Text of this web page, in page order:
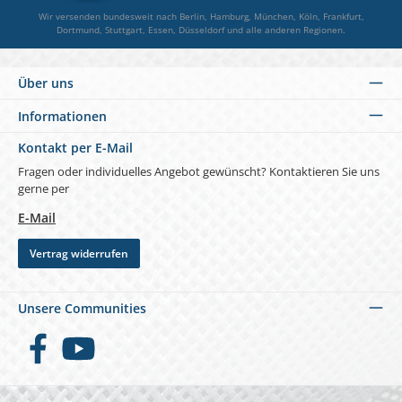
Wir versenden bundesweit nach Berlin, Hamburg, München, Köln, Frankfurt,
Dortmund, Stuttgart, Essen, Düsseldorf und alle anderen Regionen.
Über uns
Informationen
Kontakt per E-Mail
Fragen oder individuelles Angebot gewünscht? Kontaktieren Sie uns
gerne per
E-Mail
Vertrag widerrufen
Unsere Communities
FacebookYouTube